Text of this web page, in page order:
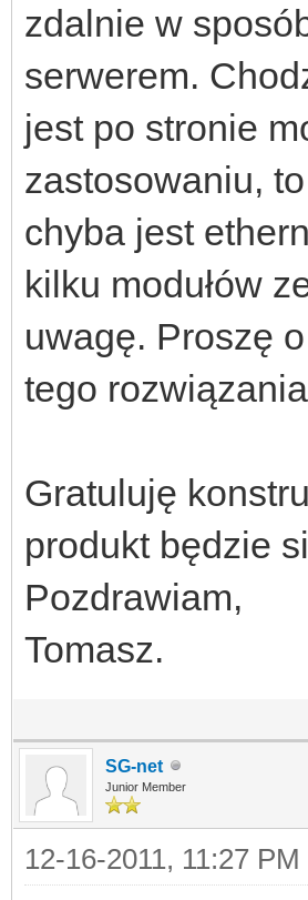
zdalnie w
serwerem.
jest po stronie
zastosowaniu,
chyba jest
kilku modułów
uwagę. Proszę
tego
Gratuluję
produkt będzie
Pozdrawiam,
Tomasz.
SG-net
Junior Member
12-16-2011, 11:27 PM